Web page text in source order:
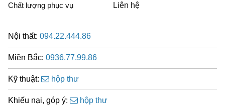
Chất lượng phục vụ Liên hệ
Nội thất: 094.22.444.86
Miền Bắc: 0936.77.99.86
Kỹ thuật: hộp thư
Khiếu nại, góp ý: hộp thư